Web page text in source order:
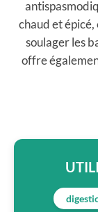
chaud et
soulager les
offre